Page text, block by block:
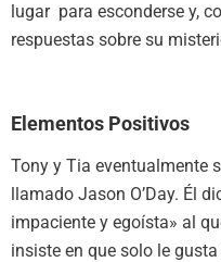
lugar para esconderse y,
respuestas sobre su
Elementos Positivos
Tony y Tia eventualmente
llamado Jason O’Day. Él
impaciente y egoísta» al
insiste en que solo le